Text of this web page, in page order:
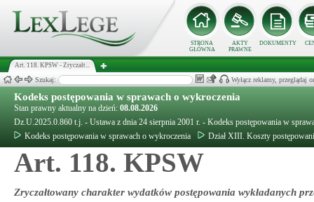
STRONA
GŁÓWNA
AKTY
PRAWNE
DOKUMENTY
Art. 118. KPSW - Zryczałt...
Szukaj: Wyłącz reklamy, przeglądaj
Kodeks postępowania w sprawach o wykroczenia
Stan prawny aktualny na dzień: 08.08.2026
Dz.U.2025.0.860 t.j. - Ustawa z dnia 24 sierpnia 2001 r. - Kodeks postępowania w
Kodeks postępowania w sprawach o wykroczenia
Dział XIII. Koszty
Art. 118. KPSW
Zryczałtowany charakter wydatków postępowania wykładanych